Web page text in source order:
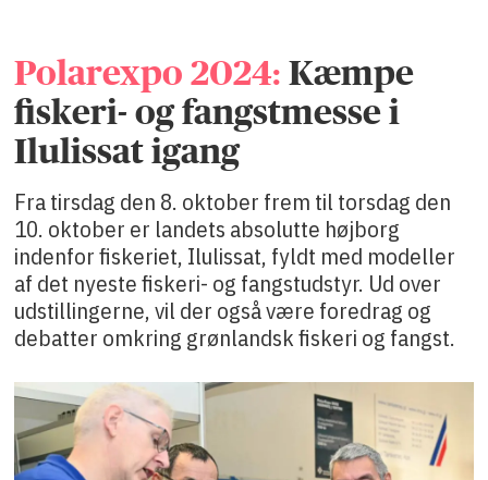
Polarexpo 2024: Kæmpe
fiskeri- og fangstmesse i
Ilulissat igang
Fra tirsdag den 8. oktober frem til torsdag den
10. oktober er landets absolutte højborg
indenfor fiskeriet, Ilulissat, fyldt med modeller
af det nyeste fiskeri- og fangstudstyr. Ud over
udstillingerne, vil der også være foredrag og
debatter omkring grønlandsk fiskeri og fangst.